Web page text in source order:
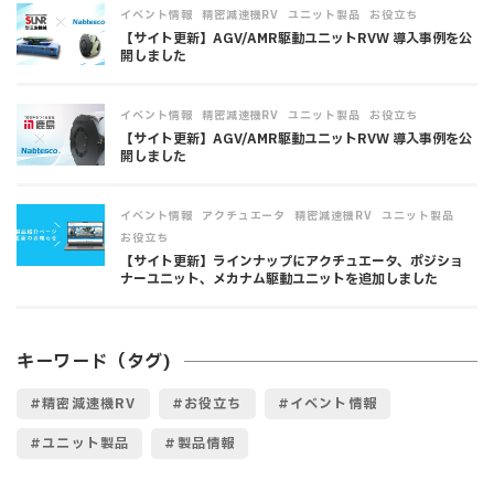
【サイト更新】AGV/AMR駆動ユニットRVW 導入事例を公
開しました
イベント情報 精密減速機RV ユニット製品 お役立ち
【サイト更新】AGV/AMR駆動ユニットRVW 導入事例を公
開しました
イベント情報 精密減速機RV ユニット製品 お役立ち
【サイト更新】ラインナップにアクチュエータ、ポジショ
ナーユニット、メカナム駆動ユニットを追加しました
イベント情報 アクチュエータ ,精密減速機RV ユニット製品
お役立ち
キーワード（タグ)
精密減速機RV お役立ち
イベント情報
ユニット製品
製品情報